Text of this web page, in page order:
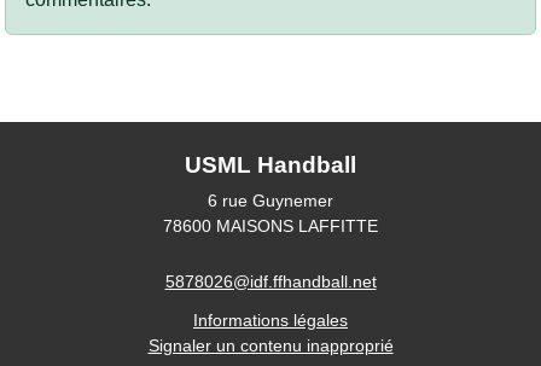
USML Handball
6 rue Guynemer
78600 MAISONS LAFFITTE
5878026@idf.ffhandball.net
Informations légales
Signaler un contenu inapproprié